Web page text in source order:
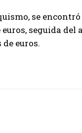
se
seguida del
euros.